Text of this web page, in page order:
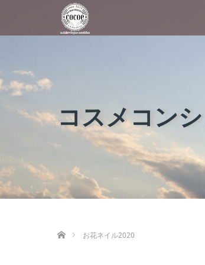
コスメコン
お花ネイル2020